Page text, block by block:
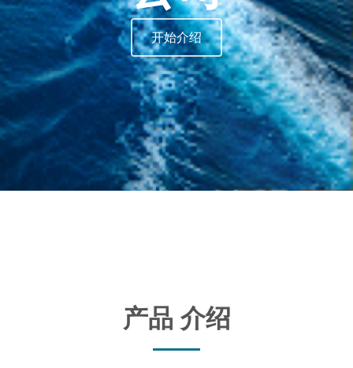
开始介绍
产品 介绍